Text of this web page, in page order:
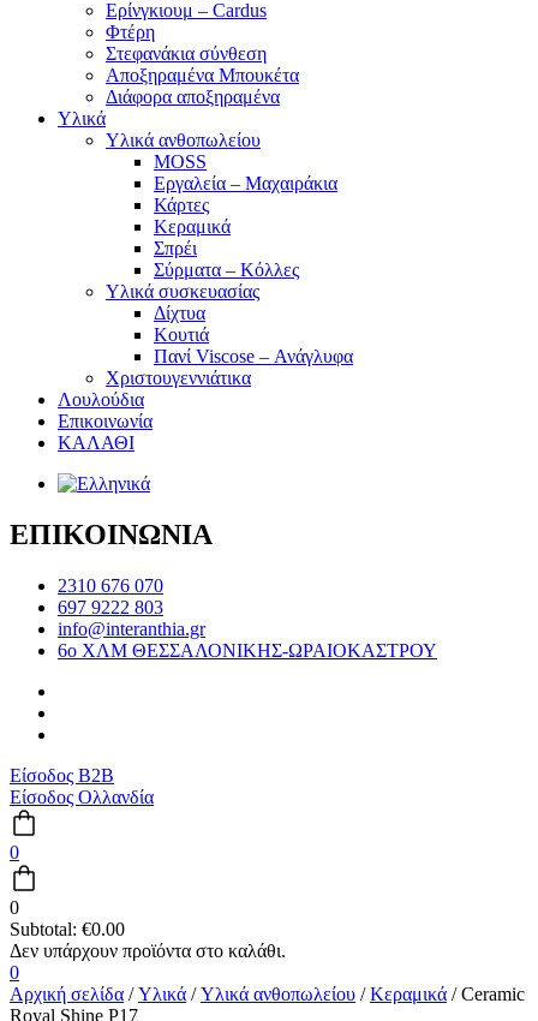
Ερίνγκιουμ – Cardus
Φτέρη
Στεφανάκια σύνθεση
Αποξηραμένα Μπουκέτα
Διάφορα αποξηραμένα
Υλικά
Υλικά ανθοπωλείου
MOSS
Εργαλεία – Μαχαιράκια
Κάρτες
Κεραμικά
Σπρέι
Σύρματα – Κόλλες
Υλικά συσκευασίας
Δίχτυα
Κουτιά
Πανί Viscose – Ανάγλυφα
Χριστουγεννιάτικα
Λουλούδια
Επικοινωνία
ΚΑΛΑΘΙ
ΕΠΙΚΟΙΝΩΝΙΑ
2310 676 070
697 9222 803
info@interanthia.gr
6ο ΧΛΜ ΘΕΣΣΑΛΟΝΙΚΗΣ-ΩΡΑΙΟΚΑΣΤΡΟΥ
Είσοδος B2B
Είσοδος Ολλανδία
0
0
Subtotal: €0.00
0
Αρχική σελίδα /Υλικά /Υλικά ανθοπωλείου /Κεραμικά / Ceramic
Royal Shine P17